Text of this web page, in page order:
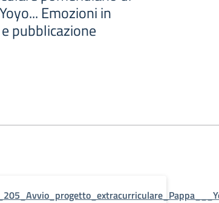
Emozioni in
pubblicazione